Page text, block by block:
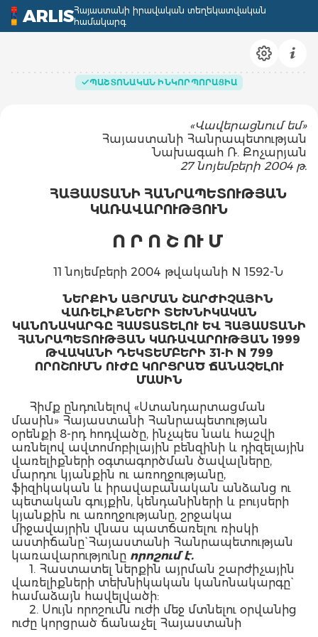
ARLISՀայաստանի իրավական տեղեկատվական
համակարգ
ՊԱՇՏՈՆԱԿԱՆ ԻՆԿՈՐՊՈՐԱՑԻԱ
«Վավերացնում եմ»
Հայաստանի Հանրապետության
Նախագահ Ռ. Քոչարյան
27 նոյեմբերի 2004 թ.
ՀԱՅԱՍՏԱՆԻ ՀԱՆՐԱՊԵՏՈՒԹՅԱՆ
ԿԱՌԱՎԱՐՈՒԹՅՈՒՆ
Ո Ր Ո Շ ՈՒ Մ
11 նոյեմբերի 2004 թվականի N 1592-Ն
ՆԵՐՔԻՆ ԱՅՐՄԱՆ ՇԱՐԺԻՉԱՅԻՆ
ՎԱՌԵԼԻՔՆԵՐԻ ՏԵԽՆԻԿԱԿԱՆ
ԿԱՆՈՆԱԿԱՐԳԸ ՀԱՍՏԱՏԵԼՈՒ ԵՎ ՀԱՅԱՍՏԱՆԻ
ՀԱՆՐԱՊԵՏՈՒԹՅԱՆ ԿԱՌԱՎԱՐՈՒԹՅԱՆ 1999
ԹՎԱԿԱՆԻ ԴԵԿՏԵՄԲԵՐԻ 31-Ի N 799
ՈՐՈՇՈՒՄՆ ՈՒԺԸ ԿՈՐՑՐԱԾ ՃԱՆԱՉԵԼՈՒ
ՄԱՍԻՆ
Հիմք ընդունելով «Ստանդարտացման
մասին» Հայաստանի Հանրապետության
օրենքի 8-րդ հոդվածը, ինչպես նաև հաշվի
առնելով ավտոմոբիլային բենզինի և դիզելային
վառելիքների օգտագործման ծավալները,
մարդու կյանքին ու առողջությանը,
ֆիզիկական և իրավաբանական անձանց ու
պետական գույքին, կենդանիների և բույսերի
կյանքին ու առողջությանը, շրջակա
միջավայրին վնաս պատճառելու ռիսկի
աստիճանը` Հայաստանի Հանրապետության
կառավարությունը որոշում է.
1. Հաստատել ներքին այրման շարժիչային
վառելիքների տեխնիկական կանոնակարգը`
համաձայն հավելվածի:
2. Սույն որոշումն ուժի մեջ մտնելու օրվանից
ուժը կորցրած ճանաչել Հայաստանի